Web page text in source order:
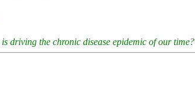
driving the chronic disease epidemic of our time?